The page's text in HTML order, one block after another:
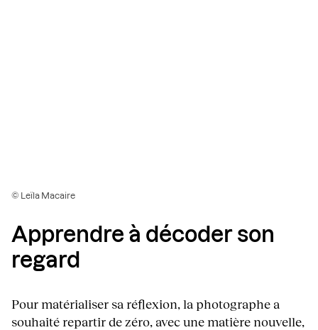
© Leïla Macaire
Apprendre à décoder son
regard
Pour matérialiser sa réflexion, la photographe a
souhaité repartir de zéro, avec une matière nouvelle,